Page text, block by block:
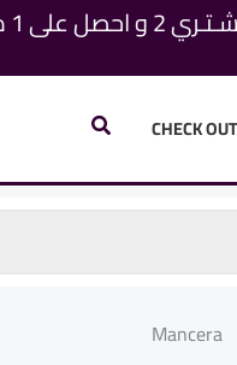
2 و احصل على 1 مجاناً
البحث
Mancera